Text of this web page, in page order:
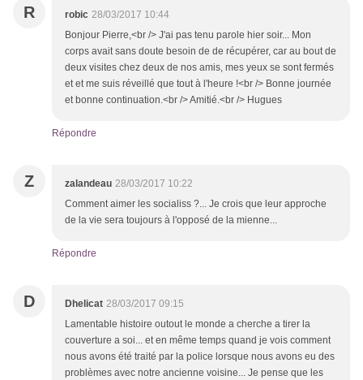
R robic 28/03/2017 10:44
Bonjour Pierre,<br /> J'ai pas tenu parole hier soir... Mon
corps avait sans doute besoin de de récupérer, car au bout de
deux visites chez deux de nos amis, mes yeux se sont fermés
et et me suis réveillé que tout à l'heure !<br /> Bonne journée
et bonne continuation.<br /> Amitié.<br /> Hugues
Répondre
Z zalandeau 28/03/2017 10:22
Comment aimer les socialiss ?... Je crois que leur approche
de la vie sera toujours à l'opposé de la mienne...
Répondre
D Dhelicat 28/03/2017 09:15
Lamentable histoire outout le monde a cherche a tirer la
couverture a soi... et en même temps quand je vois comment
nous avons été traité par la police lorsque nous avons eu des
problèmes avec notre ancienne voisine... Je pense que les